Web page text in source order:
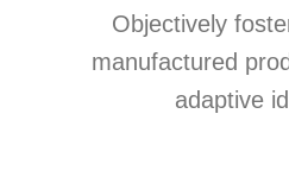
Objectively
manufactured
adaptive